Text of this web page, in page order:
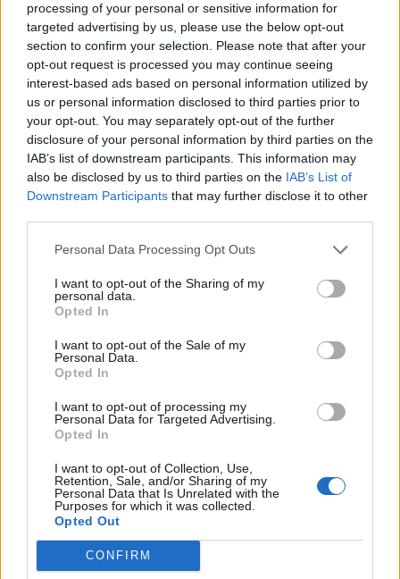
processing of your personal or sensitive information for
targeted advertising by us, please use the below opt-out
section to confirm your selection. Please note that after your
opt-out request is processed you may continue seeing
interest-based ads based on personal information utilized by
us or personal information disclosed to third parties prior to
your opt-out. You may separately opt-out of the further
disclosure of your personal information by third parties on the
IAB’s list of downstream participants. This information may
also be disclosed by us to third parties on the IAB’s List of
Downstream Participants that may further disclose it to other
Personal Data Processing Opt Outs
I want to opt-out of the Sharing of my
personal data.
Opted In
I want to opt-out of the Sale of my
Personal Data.
Opted In
I want to opt-out of processing my
Personal Data for Targeted Advertising.
Opted In
I want to opt-out of Collection, Use,
Retention, Sale, and/or Sharing of my
Personal Data that Is Unrelated with the
Purposes for which it was collected.
Opted Out
CONFIRM
Nessuna bacchettata perBonucciche si è
persoZapata: "Non ha agito con sufficienza,
Zapata è un giocatore importante fisicamente e
ci può stare, il problema è esserci fatti prendere
in contropiede in superiorità numerica".
Allegri spiega l'ingresso di Rincon:"Dybalaha
fatto una buona partita, sta bene, ma ho preferito
mettere un centrocampista in più perchè
stavamo prendendo troppi contropiede. Quando
non puoi vincere allora è meglio non perdere".
Non sta benissimo inveceChiellini
"Ha avuto
un affaticamento e ha chiesto di uscire, ma
Autore
Redazione Fantacalcio.it